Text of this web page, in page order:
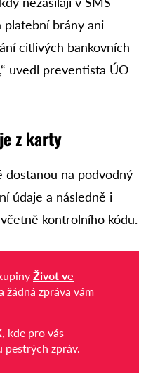
platební brány ani
citlivých bankovních
uvedl preventista ÚO
z karty
dostanou na podvodný
údaje a následně i
kontrolního kódu.
Život ve
žádná zpráva vám
, kde pro vás
pestrých zpráv.